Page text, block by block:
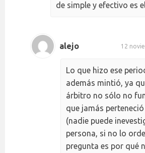
de simple y efectivo es
alejo 12
Lo que hizo ese
además mintió, ya
árbitro no sólo no
que jamás
(nadie puede
persona, si no lo
pregunta es por qué